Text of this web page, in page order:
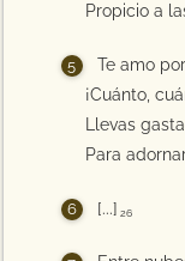
Propicio a
Te amo
¡Cuánto,
Llevas
Para
[...] 26